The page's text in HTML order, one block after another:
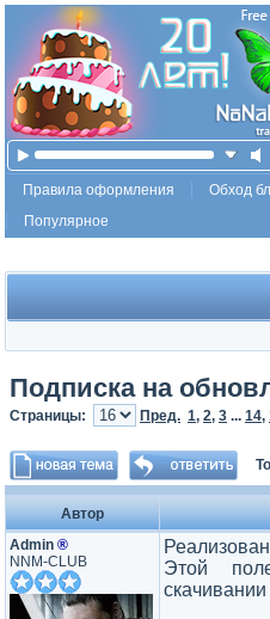
Правила оформления
Обход
Популярное
Подписка на
Страницы: Пред. 1, 2, 3 ... 14,
Автор
Admin ®
NNM-CLUB
Этой